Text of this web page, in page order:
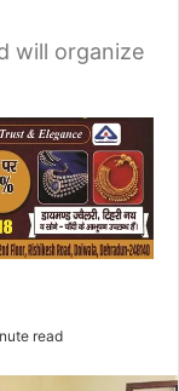
will organize
read